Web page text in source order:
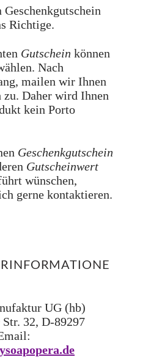
Geschenkgutschein
Richtige.
Gutschein können
Nach
mailen wir Ihnen
zu. Daher wird Ihnen
kein Porto
Geschenkgutschein
Gutscheinwert
wünschen,
gerne kontaktieren.
UG (hb)
32, D-89297